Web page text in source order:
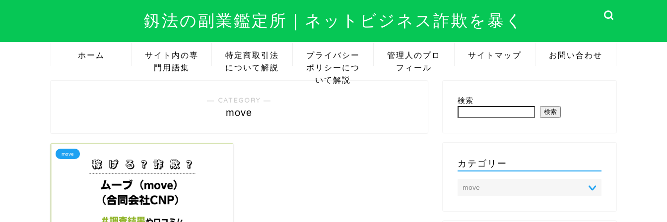
釼法の副業鑑定所｜ネットビジネス詐欺を暴く
ホーム
サイト内の専
門用語集
特定商取引法
について解説
プライバシー
ポリシーにつ
いて解説
管理人のプロ
フィール
サイトマップ お問い合わせ
― CATEGORY ―
move
move
検索
検索
カテゴリー